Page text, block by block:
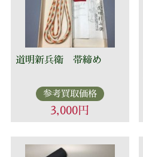
道明新兵衛 帯締め
参考買取価格
3,000円